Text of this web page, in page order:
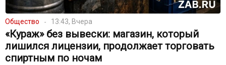
Общество 13:43, Вчера
«Кураж» без вывески: магазин, который
лишился лицензии, продолжает торговать
спиртным по ночам